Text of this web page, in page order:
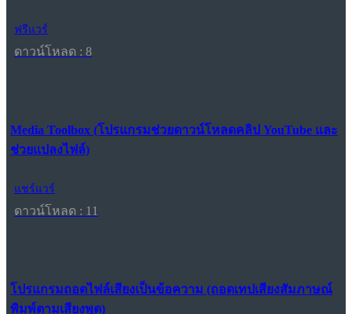
ฟรีแวร์
ดาวน์โหลด : 8
Media Toolbox (โปรแกรมช่วยดาวน์โหลดคลิป YouTube และ
ช่วยแปลงไฟล์)
แชร์แวร์
ดาวน์โหลด : 11
โปรแกรมถอดไฟล์เสียงเป็นข้อความ (ถอดเทปเสียงสัมภาษณ์
พิมพ์ตามเสียงพูด)